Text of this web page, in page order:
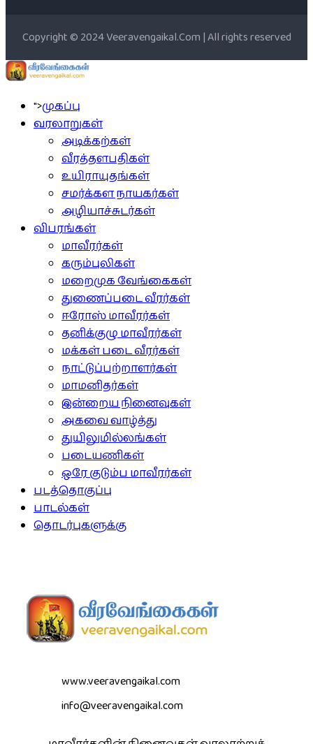
Copyright © 2024 Veeravengaikal.Com | All rights reserved
">முகப்பு
வரலாறுகள்
அடிக்கற்கள்
வீரத்தளபதிகள்
உயிராயுதங்கள்
சமர்க்கள நாயகர்கள்
அழியாச்சுடர்கள்
விபரங்கள்
மாவீரர்கள்
கரும்புலிகள்
மறைமுக வேங்கைகள்
துணைப்படை வீரர்கள்
ஈரோஸ் மாவீரர்கள்
தனிக்குழு மாவீரர்கள்
மக்கள் படை வீரர்கள்
நாட்டுப்பற்றாளர்கள்
மாமனிதர்கள்
இன்றைய நினைவுகள்
அகவை வாழ்த்து
துயிலுமில்லங்கள்
படையணிகள்
ஒரே குடும்ப மாவீரர்கள்
படத்தொகுப்பு
பாடல்கள்
தொடர்புகளுக்கு
www.veeravengaikal.com
info@veeravengaikal.com